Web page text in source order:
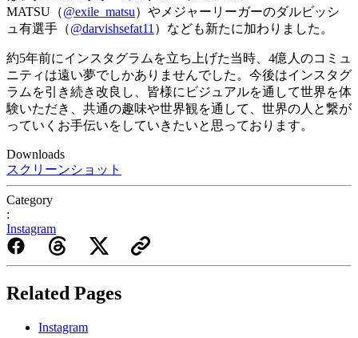
MATSU（@exile_matsu）やメジャーリーガーのダルビッシ
ュ有選手（@darvishsefat11 ）なども新たに加わりました。
約5年前にインスタグラムを立ち上げた当時、4億人のコミュ
ニティは遠い夢でしかありませんでした。今後はインスタグ
ラムを引き続き改良し、皆様にビジュアルを通して世界を体
験いただき、共通の趣味や世界観を通して、世界の人と繋が
っていくお手伝いをしていきたいと思っております。
Downloads
スクリーンショット
Category
:
Instagram
Related Pages
Instagram